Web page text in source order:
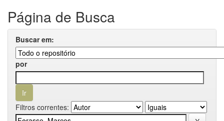
Página de Busca
Buscar em:
por
Filtros correntes: